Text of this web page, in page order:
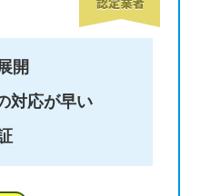
開
対応が早い